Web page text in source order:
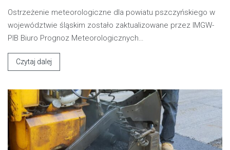
Ostrzeżenie meteorologiczne dla powiatu pszczyńskiego w
województwie śląskim zostało zaktualizowane przez IMGW-
PIB Biuro Prognoz Meteorologicznych…
Czytaj dalej